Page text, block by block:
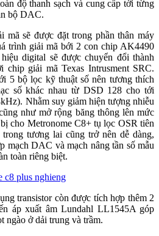
độ thanh sạch và cung cấp tời từng
bộ DAC.
mã sẽ được đặt trong phần thân máy
trình giải mã bới 2 con chip AK4490
digital sẽ được chuyển đổi thành
chip giải mã Texas Intrusment SRC.
5 bộ lọc kỹ thuật số nên tương thích
số khác nhau từ DSD 128 cho tới
Nhằm suy giảm hiện tượng nhiễu
như mở rộng băng thông lên mức
cho Metronome C8+ tụ lọc OSR tiên
tương lai cũng trở nên dễ dàng,
mạch DAC và mạch nâng tần số mẫu
toàn riêng biệt.
transistor còn được tích hợp thêm 2
áp xuất âm Lundahl LL1545A góp
ngào ở dải trung và trầm.